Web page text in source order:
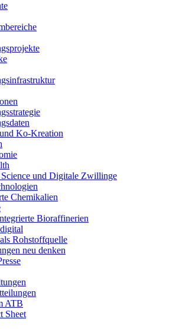
Ko-Kreation
und Digitale Zwillinge
Chemikalien
Bioraffinerien
Rohstoffquelle
neu denken
ATB
Sheet